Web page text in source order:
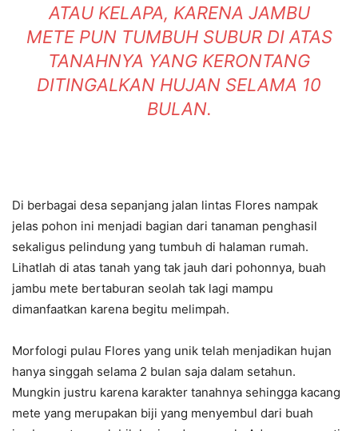
ATAU KELAPA, KARENA JAMBU
METE PUN TUMBUH SUBUR DI ATAS
TANAHNYA YANG KERONTANG
DITINGALKAN HUJAN SELAMA 10
BULAN.
Di berbagai desa sepanjang jalan lintas Flores nampak
jelas pohon ini menjadi bagian dari tanaman penghasil
sekaligus pelindung yang tumbuh di halaman rumah.
Lihatlah di atas tanah yang tak jauh dari pohonnya, buah
jambu mete bertaburan seolah tak lagi mampu
dimanfaatkan karena begitu melimpah.
Morfologi pulau Flores yang unik telah menjadikan hujan
hanya singgah selama 2 bulan saja dalam setahun.
Mungkin justru karena karakter tanahnya sehingga kacang
mete yang merupakan biji yang menyembul dari buah